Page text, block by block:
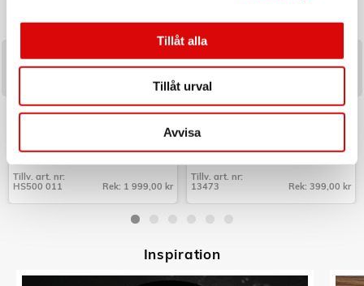
Tillåt alla
Tillåt urval
Avvisa
HOOVER
Textil & Fönster-rengöring HS5
Art nr:
HS500 011
Tillv. art. nr:
HS500 011
Rek: 1 999,00 kr
NEXA
Brandsläckare Linné 2kg 13A
Art nr:
13473
Tillv. art. nr:
13473
Rek: 399,00 kr
Inspiration